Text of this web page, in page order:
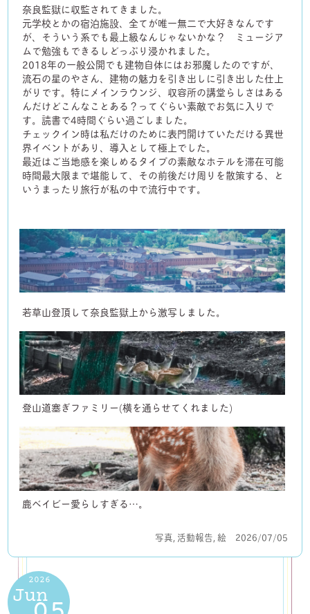
奈良監獄に収監されてきました。
元学校とかの宿泊施設、全てが唯一無二で大好きなんです
が、そういう系でも最上級なんじゃないかな？ ミュージア
ムで勉強もできるしどっぷり浸かれました。
2018年の一般公開でも建物自体にはお邪魔したのですが、
流石の星のやさん、建物の魅力を引き出しに引き出した仕上
がりです。特にメインラウンジ、収容所の講堂らしさはある
んだけどこんなことある？ってぐらい素敵でお気に入りで
す。読書で4時間ぐらい過ごしました。
チェックイン時は私だけのために表門開けていただける異世
界イベントがあり、導入として極上でした。
最近はご当地感を楽しめるタイプの素敵なホテルを滞在可能
時間最大限まで堪能して、その前後だけ周りを散策する、と
いうまったり旅行が私の中で流行中です。
若草山登頂して奈良監獄上から激写しました。
登山道塞ぎファミリー(横を通らせてくれました)
鹿ベイビー愛らしすぎる…。
写真, 活動報告, 絵 2026/07/05
2026
Jun